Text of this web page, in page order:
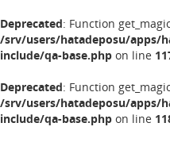
Deprecated: Function
/srv/users/hatadeposu/apps/
include/qa-base.php on line
Deprecated: Function
/srv/users/hatadeposu/apps/
include/qa-base.php on line